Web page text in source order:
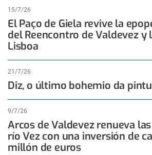
15/7/26
El Paço de Giela revive la
del Reencontro de Valdevez y
Lisboa
21/7/26
Diz, o último bohemio da
9/7/26
Arcos de Valdevez renueva
río Vez con una inversión de
millón de euros